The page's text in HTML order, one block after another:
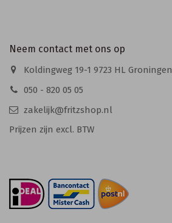
Neem contact met ons op
Koldingweg 19-1 9723 HL Groningen
050 - 820 05 05
zakelijk@fritzshop.nl
Prijzen zijn excl. BTW